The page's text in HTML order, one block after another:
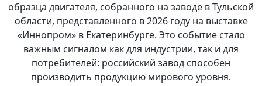
образца двигателя, собранного на заводе в Тульской
области, представленного в 2026 году на выставке
«Иннопром» в Екатеринбурге. Это событие стало
важным сигналом как для индустрии, так и для
потребителей: российский завод способен
производить продукцию мирового уровня.